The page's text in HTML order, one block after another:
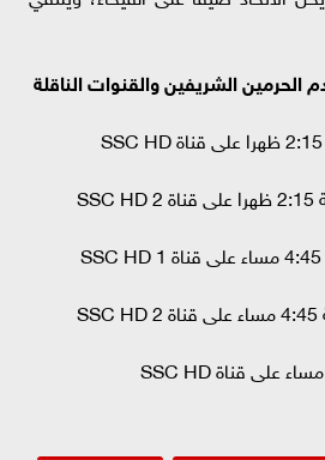
الحرمين الشريفين والقنوات الناقلة